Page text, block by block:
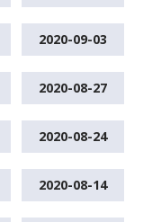
2020-09-03
2020-08-27
2020-08-24
2020-08-14